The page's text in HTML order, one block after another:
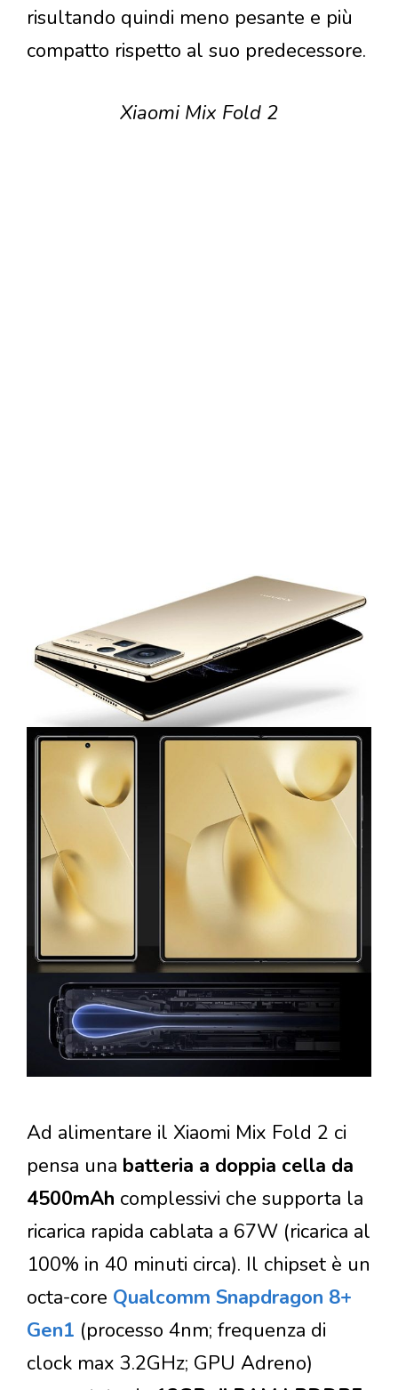
risultando quindi meno pesante e più
compatto rispetto al suo predecessore.
Xiaomi Mix Fold 2
Ad alimentare il Xiaomi Mix Fold 2 ci
pensa una batteria a doppia cella da
4500mAh complessivi che supporta la
ricarica rapida cablata a 67W (ricarica al
100% in 40 minuti circa). Il chipset è un
octa-core Qualcomm Snapdragon 8+
Gen1 (processo 4nm; frequenza di
clock max 3.2GHz; GPU Adreno)